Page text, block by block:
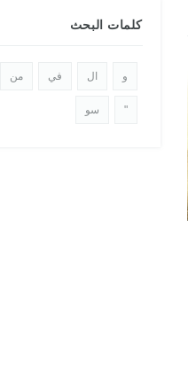
كلمات البحث
و ال في من
" سو